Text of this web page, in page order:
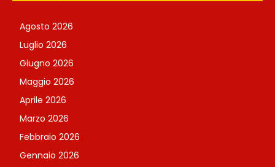
Agosto 2026
Luglio 2026
Giugno 2026
Maggio 2026
Aprile 2026
Marzo 2026
Febbraio 2026
Gennaio 2026